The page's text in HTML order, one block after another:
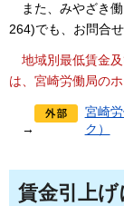
ま た、みやざき
264)でも、お問合
地域別最低賃金
は、宮崎労働局の
→
宮崎
ク）
賃金引上